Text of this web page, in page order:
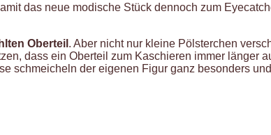
das neue modische Stück dennoch zum
Oberteil . Aber nicht nur kleine Pölsterchen
dass ein Oberteil zum Kaschieren immer länger
schmeicheln der eigenen Figur ganz besonders